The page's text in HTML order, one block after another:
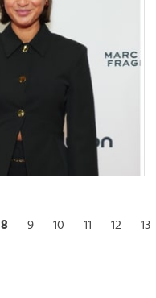
8 9 10 11 12 13